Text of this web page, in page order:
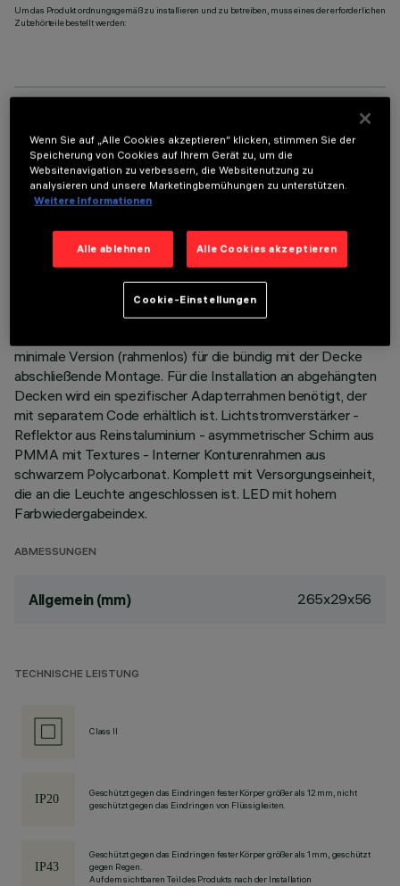
Um das Produkt ordnungsgemäß zu installieren und zu betreiben, muss eines der erforderlichen
Zubehörteile bestellt werden:
TECHNISCHE DATEN
LETZTES UPDATE: 07.08.2026
BESCHREIBUNG
vertikale Beleuchtung von Wänden. Die patentierte
Technologie des optischen Systems sorgt für eine
gleichmäßige und leistungsstarke Bestrahlung von Wänden,
die keine Schattenzonen in Deckennähe erzeugt.
minimale Version (rahmenlos) für die bündig mit der Decke
abschließende Montage. Für die Installation an abgehängten
Decken wird ein spezifischer Adapterrahmen benötigt, der
mit separatem Code erhältlich ist. Lichtstromverstärker -
Reflektor aus Reinstaluminium - asymmetrischer Schirm aus
PMMA mit Textures - Interner Konturenrahmen aus
schwarzem Polycarbonat. Komplett mit Versorgungseinheit,
die an die Leuchte angeschlossen ist. LED mit hohem
Farbwiedergabeindex.
ABMESSUNGEN
Allgemein (mm) 265x29x56
TECHNISCHE LEISTUNG
Class II
Geschützt gegen das Eindringen fester Körper größer als 12 mm, nicht
geschützt gegen das Eindringen von Flüssigkeiten.
Geschützt gegen das Eindringen fester Körper größer als 1 mm, geschützt
gegen Regen.
Auf dem sichtbaren Teil des Produkts nach der Installation
Wenn Sie auf „Alle Cookies akzeptieren“ klicken, stimmen Sie der
Speicherung von Cookies auf Ihrem Gerät zu, um die
Websitenavigation zu verbessern, die Websitenutzung zu
analysieren und unsere Marketingbemühungen zu unterstützen.
Weitere Informationen
Alle ablehnen Alle Cookies akzeptieren
Cookie-Einstellungen